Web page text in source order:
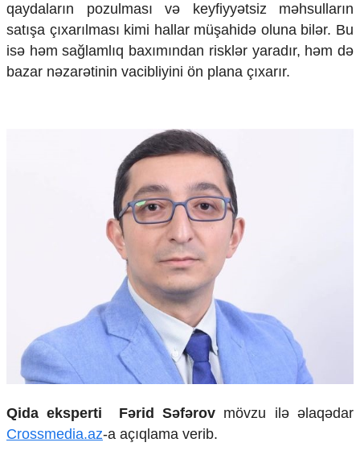
Elm və təhsil
Mədəniyyət
Diaspor
Yüksəliş hekayəsi
İqtisadi xəbərlər
Əmək və sosial siyasət
Kənd təsərrüfatı
Hərbi sənaye
Telekommunikasiya və nəqliyyat
COP29
Cəmiyyət
Crossmedia.az - 1 yaş
Siyasət
Məhkəmə və hüquq
qaydaların pozulması və keyfiyyətsiz məhsulların
satışa çıxarılması kimi hallar müşahidə oluna bilər. Bu
isə həm sağlamlıq baxımından risklər yaradır, həm də
bazar nəzarətinin vacibliyini ön plana çıxarır.
Qida eksperti Fərid Səfərov mövzu ilə əlaqədar
Crossmedia.az-a açıqlama verib.